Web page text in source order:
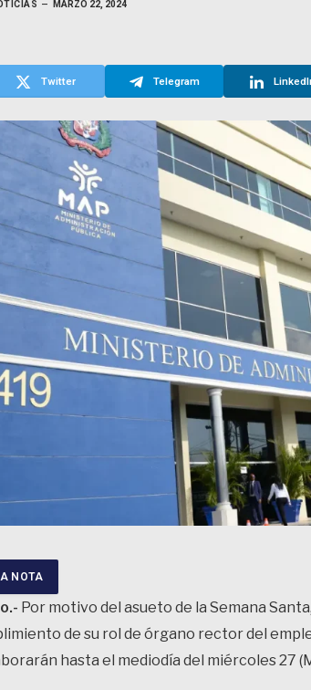
MARZO 22, 2024
Twitter Telegram
NOTA
Por motivo del asueto de la Semana
de su rol de órgano rector del
hasta el mediodía del miércoles 27